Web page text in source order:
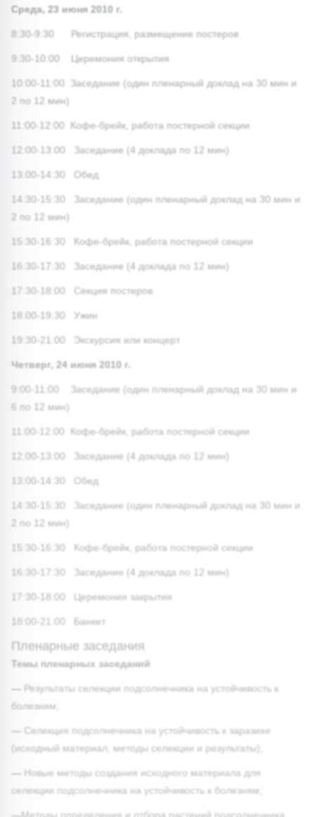
Среда, 23 июня 2010 г.
8:30-9:30 Регистрация, размещение постеров
9:30-10:00 Церемония открытия
10:00-11:00 Заседание (один пленарный доклад на 30 мин и
2 по 12 мин)
11:00-12:00 Кофе-брейк, работа постерной секции
12:00-13:00 Заседание (4 доклада по 12 мин)
13:00-14:30 Обед
14:30-15:30 Заседание (один пленарный доклад на 30 мин и
2 по 12 мин)
15:30-16:30 Кофе-брейк, работа постерной секции
16:30-17:30 Заседание (4 доклада по 12 мин)
17:30-18:00 Секция постеров
18:00-19:30 Ужин
19:30-21:00 Экскурсия или концерт
Четверг, 24 июня 2010 г.
9:00-11:00 Заседание (один пленарный доклад на 30 мин и
6 по 12 мин)
11:00-12:00 Кофе-брейк, работа постерной секции
12:00-13:00 Заседание (4 доклада по 12 мин)
13:00-14:30 Обед
14:30-15:30 Заседание (один пленарный доклад на 30 мин и
2 по 12 мин)
15:30-16:30 Кофе-брейк, работа постерной секции
16:30-17:30 Заседание (4 доклада по 12 мин)
17:30-18:00 Церемония закрытия
18:00-21:00 Банкет
Пленарные заседания
Темы пленарных заседаний
— Результаты селекции подсолнечника на устойчивость к
болезням;
— Селекция подсолнечника на устойчивость к заразихе
(исходный материал, методы селекции и результаты);
— Новые методы создания исходного материала для
селекции подсолнечника на устойчивость к болезням;